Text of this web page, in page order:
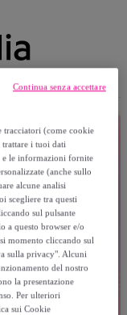
tracciatori (come cookie
i tuoi dati
e le informazioni fornite
(anche sullo
alcune analisi
scegliere tra questi
sul pulsante
a questo browser e/o
momento cliccando sul
sulla privacy". Alcuni
del nostro
la presentazione
Per ulteriori
sui Cookie
Continua senza accettare